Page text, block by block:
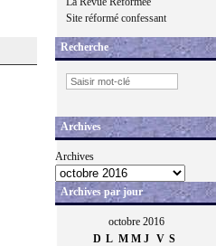
Site réformé confessant
Recherche
Archives
Archives
Archives par jour
octobre 2016
D L M M J V S